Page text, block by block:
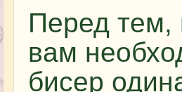
Перед тем,
вам
бисер